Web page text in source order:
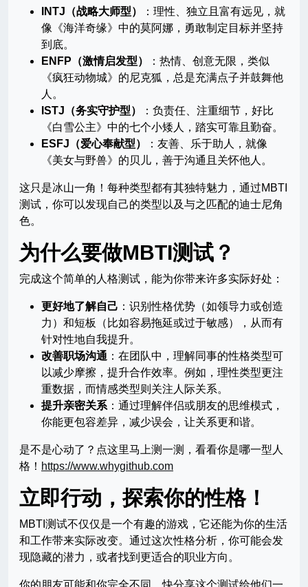
INTJ（战略大师型）
：理性、独立且富有远见，就
像《海洋奇缘》中的莫阿娜，勇敢制定目标并坚持
到底。
ENFP（激情启发型）
：热情、创意无限，类似
《疯狂动物城》的尼克狐，总是充满点子并鼓舞他
人。
ISTJ（务实守护型）
：负责任、注重细节，好比
《白雪公主》中的七个小矮人，踏实可靠且勤奋。
ESFJ（爱心奉献型）
：友善、乐于助人，就像
《美女与野兽》的贝儿，善于沟通且关怀他人。
这只是冰山一角！每种类型都有其独特魅力，通过MBTI
测试，你可以发现自己的类型以及与之匹配的迪士尼角
色。
为什么要做MBTI测试？
完成这个简单的人格测试，能为你带来许多实际好处：
更好地了解自己 ：识别性格优势（如领导力或创造
力）和短板（比如容易拖延或过于敏感），从而有
针对性地自我提升。
改善职场沟通 ：在团队中，理解同事的性格类型可
以减少摩擦，提升合作效率。例如，理性类型更注
重数据，而情感类型则关注人际关系。
提升亲密关系 ：通过理解伴侣或朋友的思维模式，
你能更包容差异，减少误会，让关系更和谐。
是不是心动了？点这里马上测一测，看看你是哪一型人
格！ https://www.whygithub.com
立即行动，探索你的性格！
MBTI测试不仅仅是一个有趣的游戏，它还能为你的生活
和工作带来实际改变。通过这次性格分析，你可能会发
现隐藏的潜力，或者找到更适合的职业方向。
你的朋友可能和你完全不同，快分享这个测试给他们一